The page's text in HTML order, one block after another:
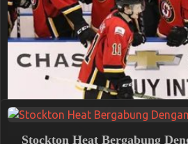
Stockton Heat Bergabung